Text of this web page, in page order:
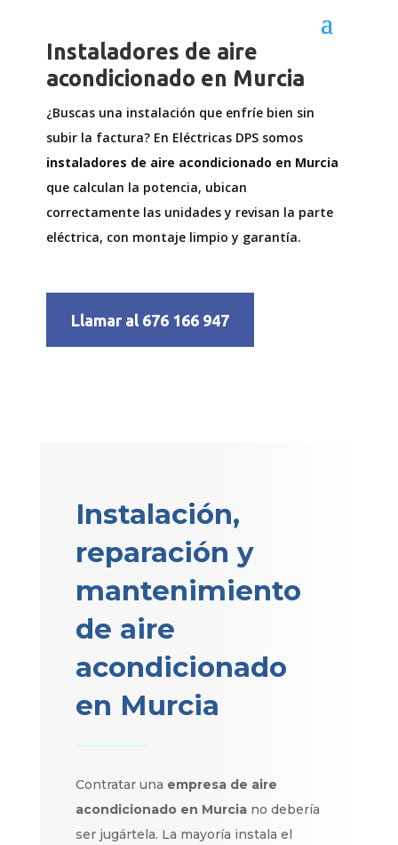
Instaladores de aire
acondicionado en Murcia
¿Buscas una instalación que enfríe bien sin
subir la factura? En Eléctricas DPS somos
instaladores de aire acondicionado en Murcia
que calculan la potencia, ubican
correctamente las unidades y revisan la parte
eléctrica, con montaje limpio y garantía.
Llamar al 676 166 947
Instalación,
reparación y
mantenimiento
de aire
acondicionado
en Murcia
Contratar una empresa de aire
acondicionado en Murciano debería
ser jugártela. La mayoría instala el